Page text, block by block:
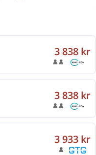
3 838 kr
3 838 kr
3 933 kr